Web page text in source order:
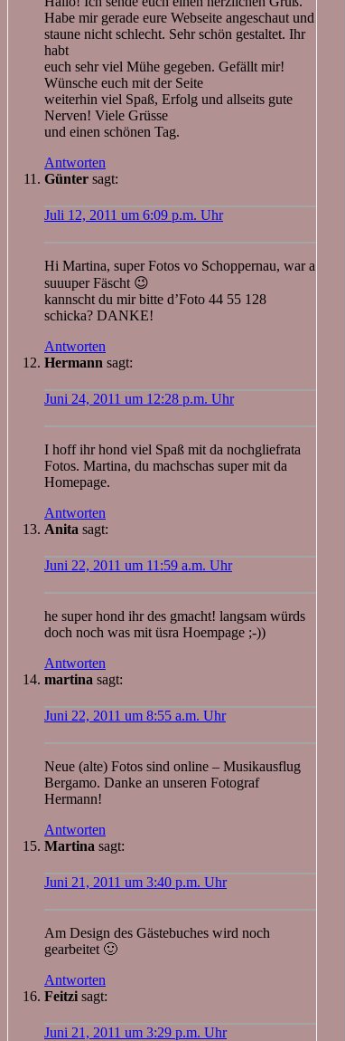
Habe mir gerade eure Webseite angeschaut und
staune nicht schlecht. Sehr schön gestaltet. Ihr
habt
euch sehr viel Mühe gegeben. Gefällt mir!
Wünsche euch mit der Seite
weiterhin viel Spaß, Erfolg und allseits gute
Nerven! Viele Grüsse
und einen schönen Tag.
Antworten
Günter sagt:
Juli 12, 2011 um 6:09 p.m. Uhr
Hi Martina, super Fotos vo Schoppernau, war a
suuuper Fäscht 😉
kannscht du mir bitte d’Foto 44 55 128
schicka? DANKE!
Antworten
Hermann sagt:
Juni 24, 2011 um 12:28 p.m. Uhr
I hoff ihr hond viel Spaß mit da nochgliefrata
Fotos. Martina, du machschas super mit da
Homepage.
Antworten
Anita sagt:
Juni 22, 2011 um 11:59 a.m. Uhr
he super hond ihr des gmacht! langsam würds
doch noch was mit üsra Hoempage ;-))
Antworten
martina sagt:
Juni 22, 2011 um 8:55 a.m. Uhr
Neue (alte) Fotos sind online – Musikausflug
Bergamo. Danke an unseren Fotograf
Hermann!
Antworten
Martina sagt:
Juni 21, 2011 um 3:40 p.m. Uhr
Am Design des Gästebuches wird noch
gearbeitet 🙂
Antworten
Feitzi sagt:
Juni 21, 2011 um 3:29 p.m. Uhr